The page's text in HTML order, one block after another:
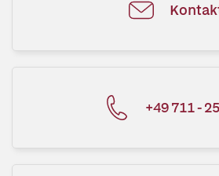
+49 711 -